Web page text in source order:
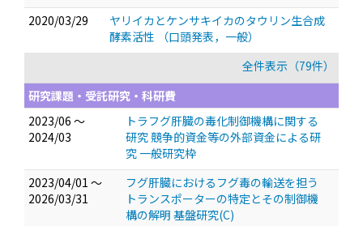
2020/03/29
ヤリイカとケンサキイカのタウリン生合成
酵素活性
（口頭発表，一般）
全件表示（79件）
研究課題・受託研究・科研費
2023/06 ～
2024/03
トラフグ肝臓の毒化制御機構に関する
研究 競争的資金等の外部資金による研
究 一般研究枠
2023/04/01 ～
2026/03/31
フグ肝臓におけるフグ毒の輸送を担う
トランスポーターの特定とその制御機
構の解明 基盤研究(C)